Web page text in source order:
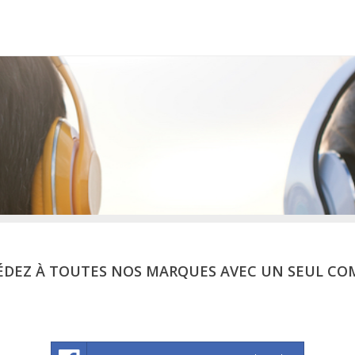
À TOUTES NOS MARQUES AVEC UN SEUL